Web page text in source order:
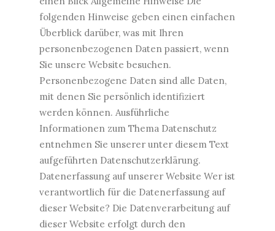
folgenden Hinweise geben einen einfachen
Überblick darüber, was mit Ihren
personenbezogenen Daten passiert, wenn
Sie unsere Website besuchen.
Personenbezogene Daten sind alle Daten,
mit denen Sie persönlich identifiziert
werden können. Ausführliche
Informationen zum Thema Datenschutz
entnehmen Sie unserer unter diesem Text
aufgeführten Datenschutzerklärung.
Datenerfassung auf unserer Website Wer ist
verantwortlich für die Datenerfassung auf
dieser Website? Die Datenverarbeitung auf
dieser Website erfolgt durch den